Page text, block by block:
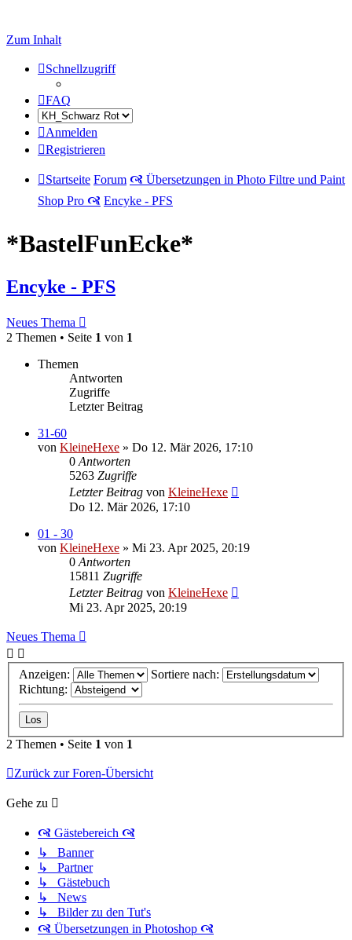
Zum Inhalt
Schnellzugriff
FAQ
Anmelden
Registrieren
Startseite Forum 🙧 Übersetzungen in Photo Filtre und Paint
Shop Pro 🙧 Encyke - PFS
*BastelFunEcke*
Encyke - PFS
Neues Thema
2 Themen • Seite 1 von 1
Themen
Antworten
Zugriffe
Letzter Beitrag
31-60
von KleineHexe » Do 12. Mär 2026, 17:10
0 Antworten
5263 Zugriffe
Letzter Beitrag von KleineHexe
Do 12. Mär 2026, 17:10
01 - 30
von KleineHexe » Mi 23. Apr 2025, 20:19
0 Antworten
15811 Zugriffe
Letzter Beitrag von KleineHexe
Mi 23. Apr 2025, 20:19
Neues Thema
Anzeigen:
Sortiere nach:
Richtung:
2 Themen • Seite 1 von 1
Zurück zur Foren-Übersicht
Gehe zu
🙧 Gästebereich 🙧
↳ Banner
↳ Partner
↳ Gästebuch
↳ News
↳ Bilder zu den Tut's
🙧 Übersetzungen in Photoshop 🙧